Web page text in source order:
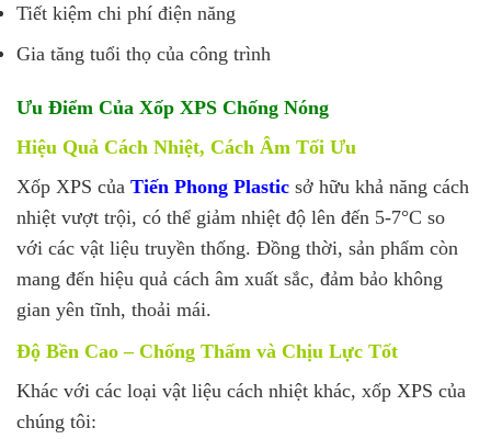
Tiết kiệm chi phí điện năng
Gia tăng tuổi thọ của công trình
Ưu Điểm Của Xốp XPS Chống Nóng
Hiệu Quả Cách Nhiệt, Cách Âm Tối Ưu
Xốp XPS của Tiến Phong Plastic sở hữu khả năng cách
nhiệt vượt trội, có thể giảm nhiệt độ lên đến 5-7°C so
với các vật liệu truyền thống. Đồng thời, sản phẩm còn
mang đến hiệu quả cách âm xuất sắc, đảm bảo không
gian yên tĩnh, thoải mái.
Độ Bền Cao – Chống Thấm và Chịu Lực Tốt
Khác với các loại vật liệu cách nhiệt khác, xốp XPS của
chúng tôi: